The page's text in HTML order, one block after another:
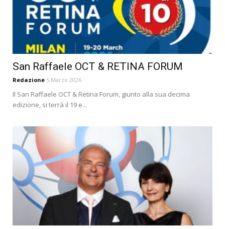
San Raffaele OCT & RETINA FORUM
Redazione 5 Marzo 2026
Il San Raffaele OCT & Retina Forum, giunto alla sua decima
edizione, si terrà il 19 e...